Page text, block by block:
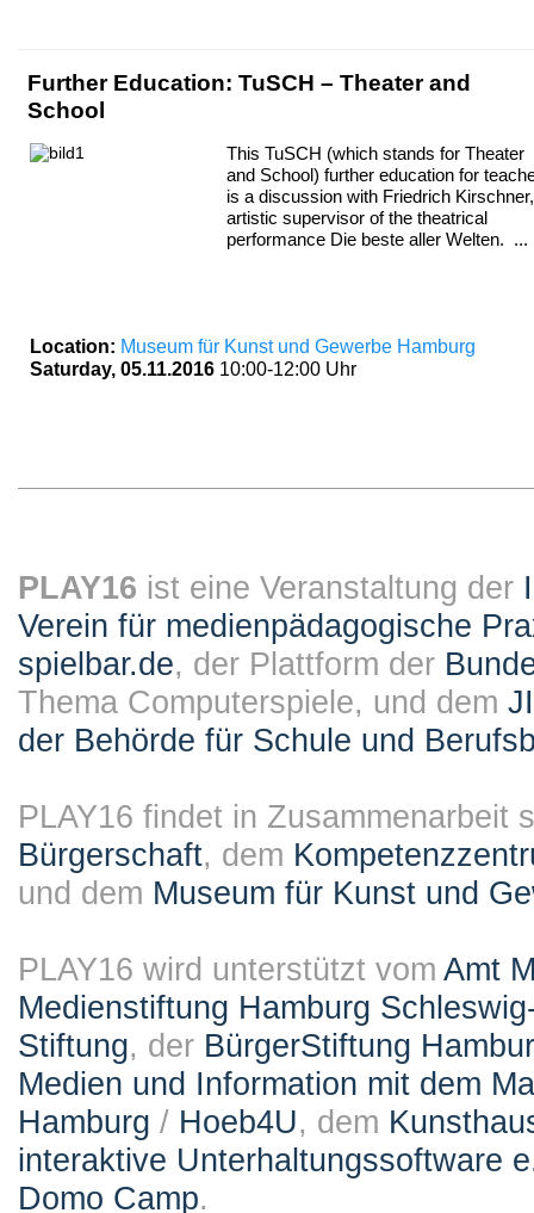
Further Education: TuSCH – Theater and
School
This TuSCH (which stands for Theater
and School) further education for
is a discussion with Friedrich Kirschner,
artistic supervisor of the theatrical
performance Die beste aller Welten. ...
Location: Museum für Kunst und Gewerbe Hamburg
Saturday, 05.11.2016 10:00-12:00 Uhr
PLAY16 ist eine Veranstaltung der
Verein für medienpädagogische
spielbar.de, der Plattform der
Thema Computerspiele, und dem
der Behörde für Schule und
PLAY16 findet in Zusammenarbeit
Bürgerschaft, dem
und dem Museum für Kunst und
PLAY16 wird unterstützt vom Amt
Medienstiftung Hamburg
Stiftung, der BürgerStiftung
Medien und Information mit dem
Hamburg / Hoeb4U, dem
interaktive Unterhaltungssoftware
Domo Camp.